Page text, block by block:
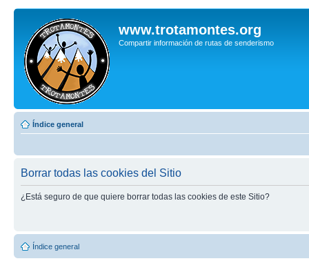
www.trotamontes.org
Compartir información de rutas de senderismo
Índice general
Borrar todas las cookies del Sitio
¿Está seguro de que quiere borrar todas las cookies de este Sitio?
Índice general